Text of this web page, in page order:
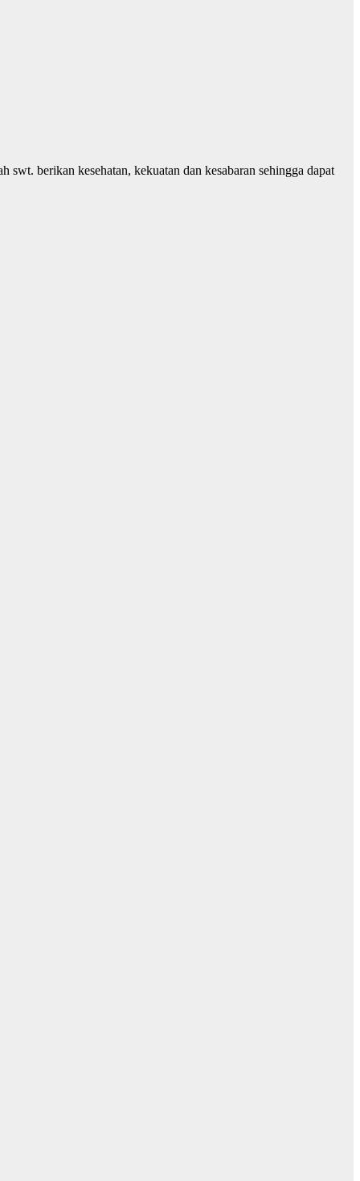
swt. berikan kesehatan, kekuatan dan kesabaran sehingga dapat